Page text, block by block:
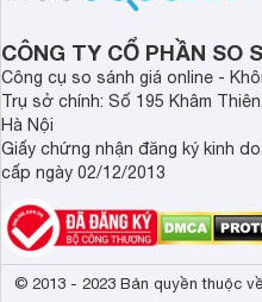
trong bài viết sau đây.
CÔNG TY CỔ PHẦN SO
Công cụ so sánh giá online -
Trụ sở chính: Số 195 Khâm
Hà Nội
Giấy chứng nhận đăng ký kinh
cấp ngày 02/12/2013
© 2013 - 2023 Bản quyền thuộc